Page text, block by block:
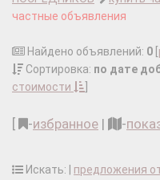
частные объявления
Найдено объявлений: 0
Сортировка: по дате
стоимости
-избранное | -
Искать: | предложения